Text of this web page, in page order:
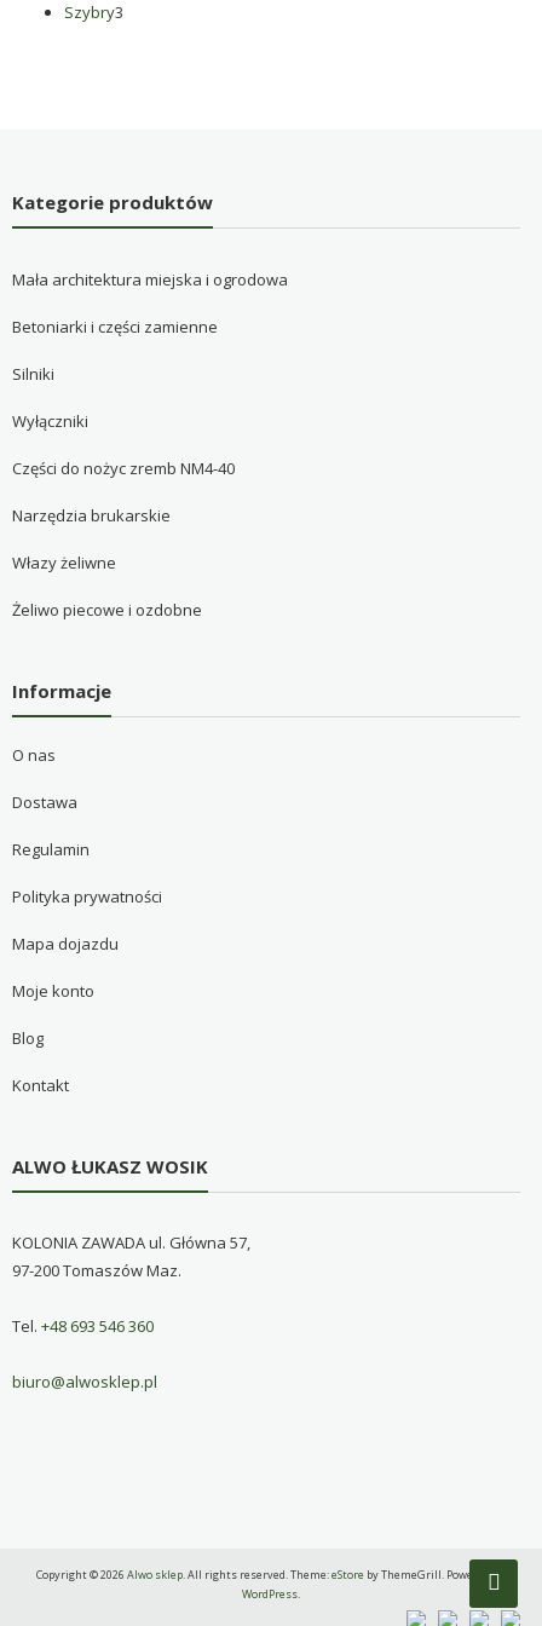
Szybry33
Kategorie produktów
Mała architektura miejska i ogrodowa
Betoniarki i części zamienne
Silniki
Wyłączniki
Części do nożyc zremb NM4-40
Narzędzia brukarskie
Włazy żeliwne
Żeliwo piecowe i ozdobne
Informacje
O nas
Dostawa
Regulamin
Polityka prywatności
Mapa dojazdu
Moje konto
Blog
Kontakt
ALWO ŁUKASZ WOSIK
KOLONIA ZAWADA ul. Główna 57,
97-200 Tomaszów Maz.
Tel. +48 693 546 360
biuro@alwosklep.pl
Copyright © 2026Alwo sklep. All rights reserved. Theme:eStore by ThemeGrill. Powered by
WordPress.